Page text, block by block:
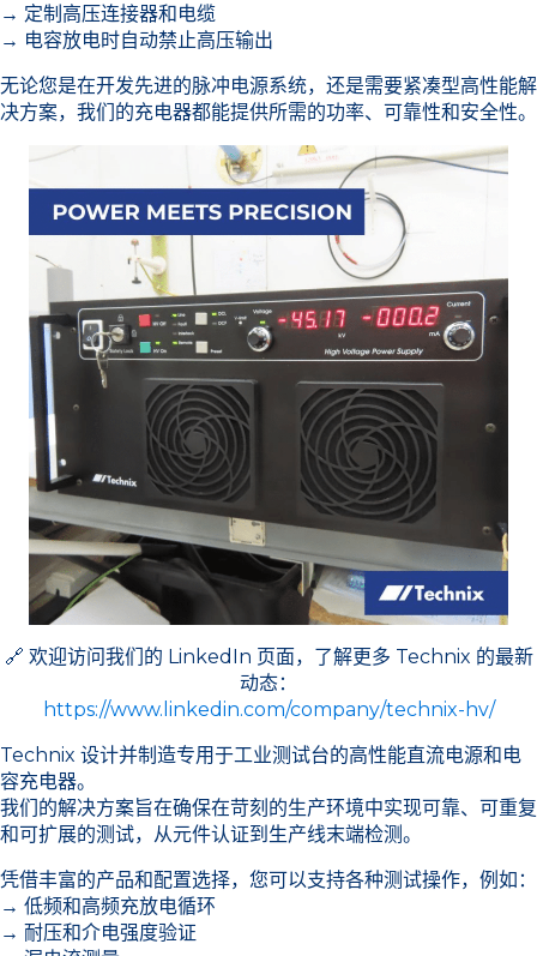
→ 定制高压连接器和电缆
→ 电容放电时自动禁止高压输出
无论您是在开发先进的脉冲电源系统，还是需要紧凑型高性能解
决方案，我们的充电器都能提供所需的功率、可靠性和安全性。
🔗 欢迎访问我们的 LinkedIn 页面，了解更多 Technix 的最新
动态：
https://www.linkedin.com/company/technix-hv/
Technix 设计并制造专用于工业测试台的高性能直流电源和电
容充电器。
我们的解决方案旨在确保在苛刻的生产环境中实现可靠、可重复
和可扩展的测试，从元件认证到生产线末端检测。
凭借丰富的产品和配置选择，您可以支持各种测试操作，例如：
→ 低频和高频充放电循环
→ 耐压和介电强度验证